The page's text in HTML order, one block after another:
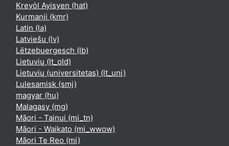
Kreyòl Ayisyen ‎(hat)‎
Kurmanji ‎(kmr)‎
Latin ‎(la)‎
Latviešu ‎(lv)‎
Lëtzebuergesch ‎(lb)‎
Lietuvių ‎(lt_old)‎
Lietuvių (universitetas) ‎(lt_uni)‎
Lulesamisk ‎(smj)‎
magyar ‎(hu)‎
Malagasy ‎(mg)‎
Māori - Tainui ‎(mi_tn)‎
Māori - Waikato ‎(mi_wwow)‎
Māori Te Reo ‎(mi)‎